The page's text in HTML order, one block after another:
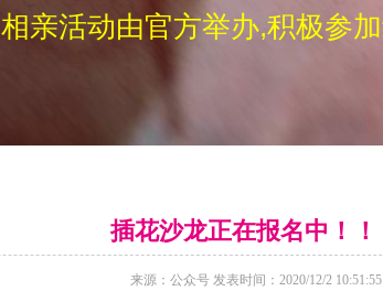
相亲活动由官方举办,积极参
插花沙龙正在报名中！！
来源：公众号 发表时间：2020/12/2 10:51:55